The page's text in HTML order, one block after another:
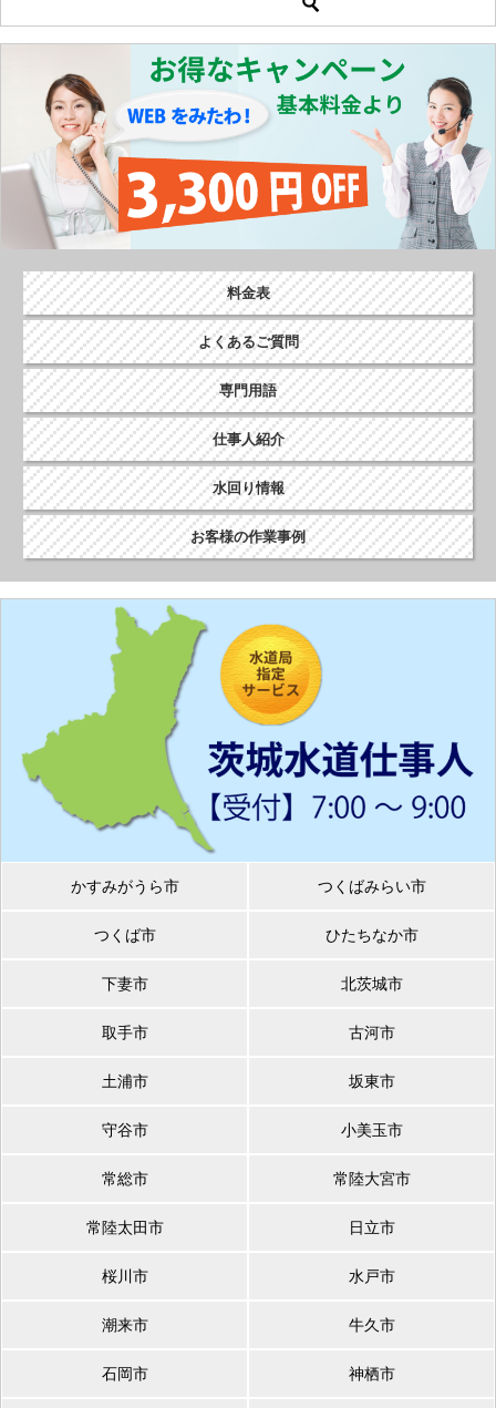
o
料金表
よくあるご質問
専門用語
仕事人紹介
水回り情報
お客様の作業事例
かすみがうら市 つくばみらい市
つくば市 ひたちなか市
下妻市 北茨城市
取手市 古河市
土浦市 坂東市
守谷市 小美玉市
常総市 常陸大宮市
常陸太田市 日立市
桜川市 水戸市
潮来市 牛久市
石岡市 神栖市